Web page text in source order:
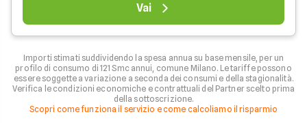
Vai
Importi stimati suddividendo la spesa annua su base mensile, per un
profilo di consumo di 121 Smc annui, comune Milano. Le tariffe possono
essere soggette a variazione a seconda dei consumi e della stagionalità.
Verifica le condizioni economiche e contrattuali del Partner scelto prima
della sottoscrizione.
Scopri come funziona il servizio e come calcoliamo il risparmio